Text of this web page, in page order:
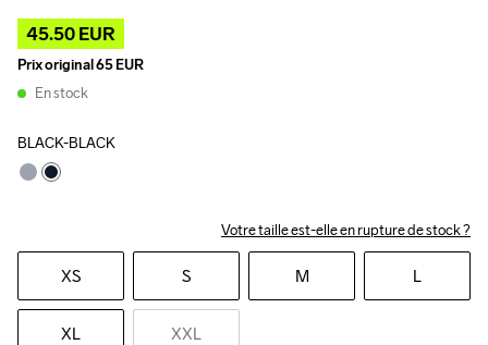
45.50 EUR
Prix original65 EUR
En stock
BLACK-BLACK
Votre taille est-elle en rupture de stock ?
XS S M L
XL XXL